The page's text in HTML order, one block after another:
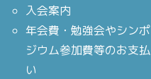
入会案内
年会費・勉強会やシンポ
ジウム参加費等のお支払
い